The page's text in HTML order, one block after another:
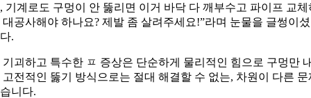
기계로도 구멍이 안 뚫리면 이거 바닥 다 깨부수고 파이프 교체
대공사해야 하나요? 제발 좀 살려주세요!”라며 눈물을 글썽이
.
기괴하고 특수한 ㅍ 증상은 단순하게 물리적인 힘으로 구멍만
고전적인 뚫기 방식으로는 절대 해결할 수 없는, 차원이 다른 문
니다.